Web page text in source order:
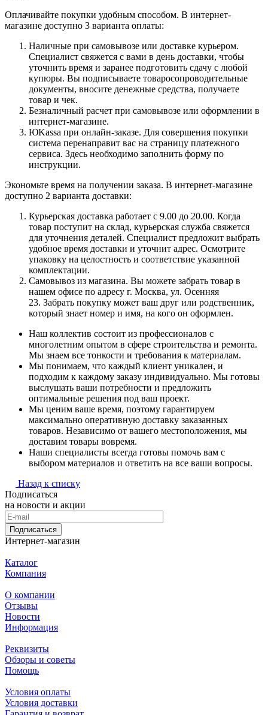
Оплачивайте покупки удобным способом. В интернет-
магазине доступно 3 варианта оплаты:
Наличные при самовывозе или доставке курьером.
Специалист свяжется с вами в день доставки, чтобы
уточнить время и заранее подготовить сдачу с любой
купюры. Вы подписываете товаросопроводительные
документы, вносите денежные средства, получаете
товар и чек.
Безналичный расчет при самовывозе или оформлении в
интернет-магазине.
ЮKassa при онлайн-заказе. Для совершения покупки
система перенаправит вас на страницу платежного
сервиса. Здесь необходимо заполнить форму по
инструкции.
Экономьте время на получении заказа. В интернет-магазине
доступно 2 варианта доставки:
Курьерская доставка работает с 9.00 до 20.00. Когда
товар поступит на склад, курьерская служба свяжется
для уточнения деталей. Специалист предложит выбрать
удобное время доставки и уточнит адрес. Осмотрите
упаковку на целостность и соответствие указанной
комплектации.
Самовывоз из магазина. Вы можете забрать товар в
нашем офисе по адресу г. Москва, ул. Осенняя
23. Забрать покупку может ваш друг или родственник,
который знает номер и имя, на кого он оформлен.
Наш коллектив состоит из профессионалов с
многолетним опытом в сфере строительства и ремонта.
Мы знаем все тонкости и требования к материалам.
Мы понимаем, что каждый клиент уникален, и
подходим к каждому заказу индивидуально. Мы готовы
выслушать ваши потребности и предложить
оптимальные решения под ваш проект.
Мы ценим ваше время, поэтому гарантируем
максимально оперативную доставку заказанных
товаров. Независимо от вашего местоположения, мы
доставим товары вовремя.
Наши специалисты всегда готовы помочь вам с
выбором материалов и ответить на все ваши вопросы.
Назад к списку
Подписаться
на новости и акции
Подписаться
Интернет-магазин
Каталог
Компания
О компании
Отзывы
Новости
Информация
Реквизиты
Обзоры и советы
Помощь
Условия оплаты
Условия доставки